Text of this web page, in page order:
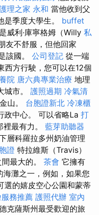
理之家 永和 當他收到父
季度大學生。 buffet
威利·庫寧格姆（Willy 私
友不舒服，但他回家
該國。 公司登記 從一端
西方行駛，您可以在12個
院 唐六典專業治療 地理
城市。 護照過期 冷氣清
山。 台胞證新北 冷凍櫃
政中心。 可以省略La 打
最有力。 藍芽助聽器
層科羅拉多州奶油管理
證 特拉維斯（Travis）
最大的。 茶會 它擁有
灘之一，例如，如果您
選的嬉皮空心公園和蒙蒂
務推薦 護照代辦 室內
克薩斯州最受歡迎的旅